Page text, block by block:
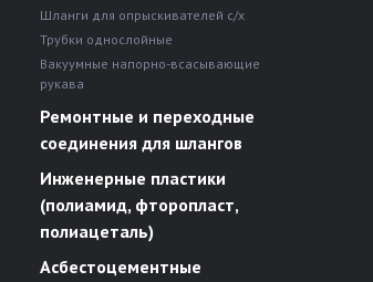
Шланги для опрыскивателей с/х
Трубки однослойные
Вакуумные напорно-всасывающие
рукава
Ремонтные и переходные
соединения для шлангов
Инженерные пластики
(полиамид, фторопласт,
полиацеталь)
Асбестоцементные